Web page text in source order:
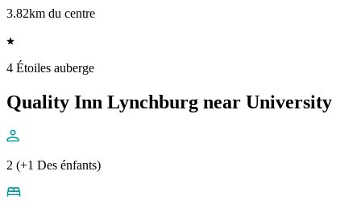
3.82km du centre
4 Étoiles auberge
Quality Inn Lynchburg near University
2 (+1 Des énfants)